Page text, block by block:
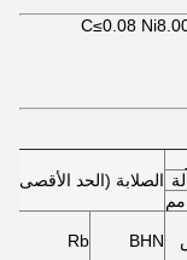
C≤0.08
الصلابة (الحد الأقصى)
BHN
Rb